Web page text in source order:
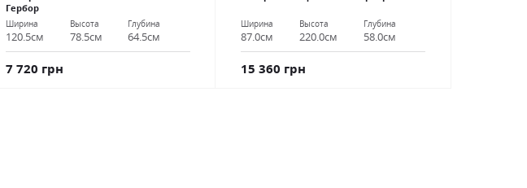
Гербор
Ширина
120.5см
Высота
78.5см
Глубина
64.5см
7 720 грн
Ширина
87.0см
Высота
220.0см
Глубина
58.0см
15 360 грн